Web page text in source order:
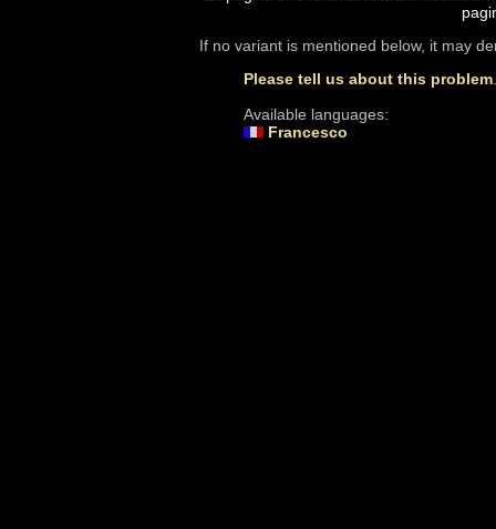
If no variant is mentioned below, it may
Please tell us about this problem
Available languages:
Francesco